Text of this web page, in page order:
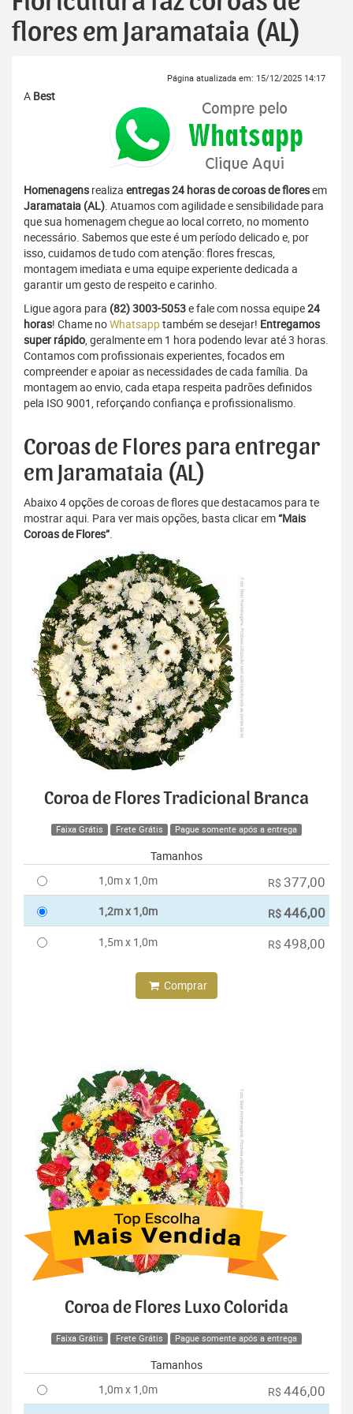
flores em Jaramataia (AL)
Página atualizada em: 15/12/2025 14:17
A Best
Homenagens realiza entregas 24 horas de coroas de floresem
Jaramataia (AL). Atuamos com agilidade e sensibilidade para
que sua homenagem chegue ao local correto, no momento
necessário. Sabemos que este é um período delicado e, por
isso, cuidamos de tudo com atenção: flores frescas,
montagem imediata e uma equipe experiente dedicada a
garantir um gesto de respeito e carinho.
Ligue agora para (82) 3003-5053e fale com nossa equipe24
horas! Chame noWhatsapptambém se desejar! Entregamos
super rápido, geralmente em 1 hora podendo levar até 3 horas.
Contamos com profissionais experientes, focados em
compreender e apoiar as necessidades de cada família. Da
montagem ao envio, cada etapa respeita padrões definidos
pela ISO 9001, reforçando confiança e profissionalismo.
Coroas de Flores para entregar
em Jaramataia (AL)
Abaixo 4 opções de coroas de flores que destacamos para te
mostrar aqui. Para ver mais opções, basta clicar em“Mais
Coroas de Flores”.
Coroa de Flores Tradicional Branca
Faixa Grátis Frete Grátis Pague somente após a entrega
Tamanhos
1,0m x 1,0m
R$ 377,00
1,2m x 1,0m R$446,00
1,5m x 1,0m R$ 498,00
Comprar
Coroa de Flores Luxo Colorida
Faixa Grátis Frete Grátis Pague somente após a entrega
Tamanhos
1,0m x 1,0m
R$ 446,00